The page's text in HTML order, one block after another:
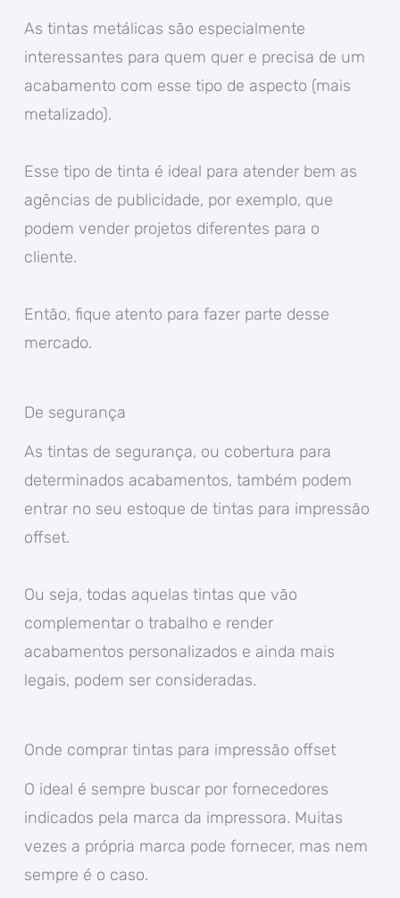
As tintas metálicas são especialmente
interessantes para quem quer e precisa de um
acabamento com esse tipo de aspecto (mais
metalizado).
Esse tipo de tinta é ideal para atender bem as
agências de publicidade, por exemplo, que
podem vender projetos diferentes para o
cliente.
Então, fique atento para fazer parte desse
mercado.
De segurança
As tintas de segurança, ou cobertura para
determinados acabamentos, também podem
entrar no seu estoque de tintas para impressão
offset.
Ou seja, todas aquelas tintas que vão
complementar o trabalho e render
acabamentos personalizados e ainda mais
legais, podem ser consideradas.
Onde comprar tintas para impressão offset
O ideal é sempre buscar por fornecedores
indicados pela marca da impressora. Muitas
vezes a própria marca pode fornecer, mas nem
sempre é o caso.